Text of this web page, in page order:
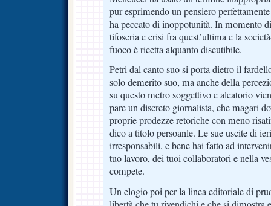
pur esprimendo un pensiero
ha peccato di inoppotunità. In momento
tifoseria e crisi fra quest’ultima e la
fuoco è ricetta alquanto discutibile.
Petri dal canto suo si porta dietro il
solo demerito suo, ma anche della
su questo metro soggettivo e aleatorio
pare un discreto giornalista, che magari
proprie prodezze retoriche con meno
dico a titolo persoanle. Le sue uscite di
irresponsabili, e bene hai fatto ad
tuo lavoro, dei tuoi collaboratori e nella
compete.
Un elogio poi per la linea editoriale di